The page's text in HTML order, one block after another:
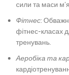
сили та маси
Фітнес:
фітнес-класах
тренувань.
Аеробіка та